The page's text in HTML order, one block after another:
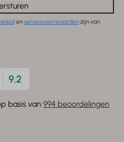
en servicevoorwaarden zijn van
9.2
basis van 994 beoordelingen